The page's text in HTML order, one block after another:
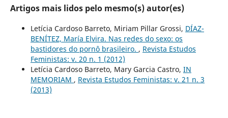
Artigos mais lidos pelo mesmo(s) autor(es)
Letícia Cardoso Barreto, Miriam Pillar Grossi, DÍAZ-
BENÍTEZ, María Elvira. Nas redes do sexo: os
bastidores do pornô brasileiro. , Revista Estudos
Feministas: v. 20 n. 1 (2012)
Letícia Cardoso Barreto, Mary Garcia Castro, IN
MEMORIAM , Revista Estudos Feministas: v. 21 n. 3
(2013)